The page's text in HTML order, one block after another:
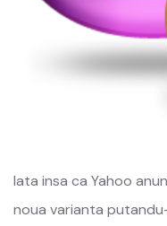
Iata insa ca Yahoo
noua varianta